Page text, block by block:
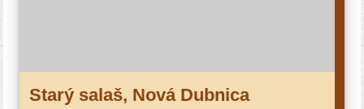
Starý salaš, Nová Dubnica